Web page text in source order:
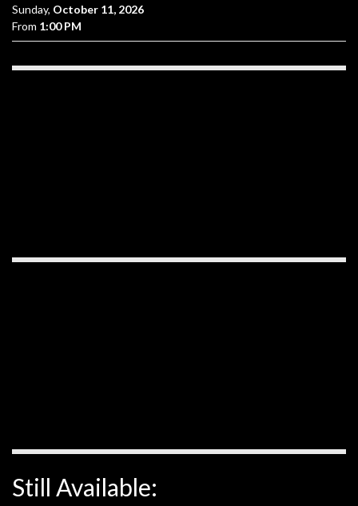
Sunday, October 11, 2026
From 1:00 PM
Still Available: